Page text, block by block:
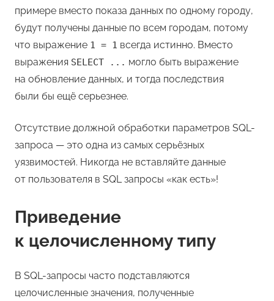
примере вместо показа данных по одному городу,
будут получены данные по всем городам, потому
что выражение 1 = 1 всегда истинно. Вместо
выражения SELECT ... могло быть выражение
на обновление данных, и тогда последствия
были бы ещё серьезнее.
Отсутствие должной обработки параметров SQL-
запроса — это одна из самых серьёзных
уязвимостей. Никогда не вставляйте данные
от пользователя в SQL запросы «как есть»!
Приведение
к целочисленному типу
В SQL-запросы часто подставляются
целочисленные значения, полученные